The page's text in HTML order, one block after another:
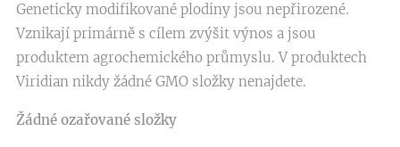
Geneticky modifikované plodiny jsou nepřirozené.
Vznikají primárně s cílem zvýšit výnos a jsou
produktem agrochemického průmyslu. V produktech
Viridian nikdy žádné GMO složky nenajdete.
Žádné ozařované složky